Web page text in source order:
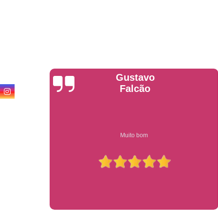
Anderson
Garcia
Compre on-line entrega garantido em todo estado de sp